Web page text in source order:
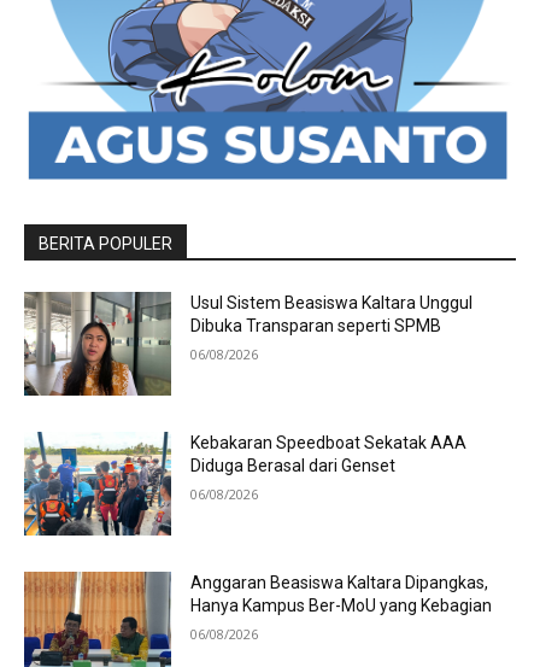
BERITA POPULER
Usul Sistem Beasiswa Kaltara Unggul
Dibuka Transparan seperti SPMB
06/08/2026
Kebakaran Speedboat Sekatak AAA
Diduga Berasal dari Genset
06/08/2026
Anggaran Beasiswa Kaltara Dipangkas,
Hanya Kampus Ber-MoU yang Kebagian
06/08/2026